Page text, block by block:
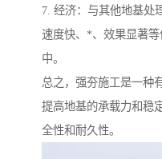
7. 经济：与其他地基处
速度快、*、效果显著
中。
总之，强夯施工是一种
提高地基的承载力和稳
全性和耐久性。